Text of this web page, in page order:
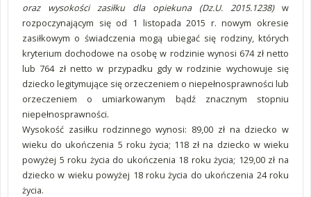
oraz wysokości zasiłku dla opiekuna (Dz.U. 2015.1238)w
rozpoczynającym się od 1 listopada 2015 r. nowym okresie
zasiłkowym o świadczenia mogą ubiegać się rodziny, których
kryterium dochodowe na osobę w rodzinie wynosi 674 zł netto
lub 764 zł netto w przypadku gdy w rodzinie wychowuje się
dziecko legitymujące się orzeczeniem o niepełnosprawności lub
orzeczeniem o umiarkowanym bądź znacznym stopniu
niepełnosprawności.
Wysokość zasiłku rodzinnego wynosi: 89,00 zł na dziecko w
wieku do ukończenia 5 roku życia; 118 zł na dziecko w wieku
powyżej 5 roku życia do ukończenia 18 roku życia; 129,00 zł na
dziecko w wieku powyżej 18 roku życia do ukończenia 24 roku
życia.